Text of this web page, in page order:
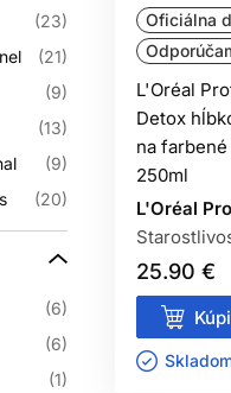
vlasoch začnite
suché vlasy
môže
používať pri každom
čas
OLEJ
sa najčastejšie používa
23
21
9
13
9
20
6
6
1
Oficiálna
L'Oréal
Detox
na
250ml
L'Oréal
25.90 €
Skladom